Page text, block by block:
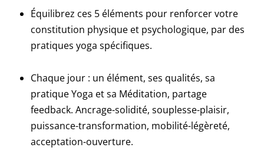
Équilibrez ces 5 éléments pour renforcer votre
constitution physique et psychologique, par des
pratiques yoga spécifiques.
Chaque jour : un élément, ses qualités, sa
pratique Yoga et sa Méditation, partage
feedback. Ancrage-solidité, souplesse-plaisir,
puissance-transformation, mobilité-légèreté,
acceptation-ouverture.